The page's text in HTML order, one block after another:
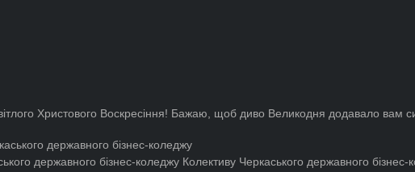
Христового Воскресіння! Бажаю, щоб диво Великодня додавало вам
державного бізнес-коледжу Колективу Черкаського державного